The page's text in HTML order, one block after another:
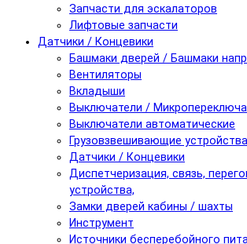
Запчасти для эскалаторов
Лифтовые запчасти
Датчики / Концевики
Башмаки дверей / Башмаки
Вентиляторы
Вкладыши
Выключатели /
Выключатели автоматические
Грузовзвешивающие устройства
Датчики / Концевики
Диспетчеризация, связь,
устройства,
Замки дверей кабины / шахты
Инструмент
Источники бесперебойного